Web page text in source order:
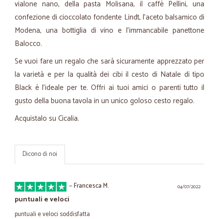
vialone nano, della pasta Molisana, il caffè Pellini, una
confezione di cioccolato fondente Lindt, l'aceto balsamico di
Modena, una bottiglia di vino e l'immancabile panettone
Balocco.
Se vuoi fare un regalo che sarà sicuramente apprezzato per
la varietà e per la qualità dei cibi il cesto di Natale di tipo
Black è l'ideale per te. Offri ai tuoi amici o parenti tutto il
gusto della buona tavola in un unico goloso cesto regalo.
Acquistalo su Cicalia.
Dicono di noi
04/07/2022
—Francesca M.
puntuali e veloci
puntuali e veloci soddisfatta